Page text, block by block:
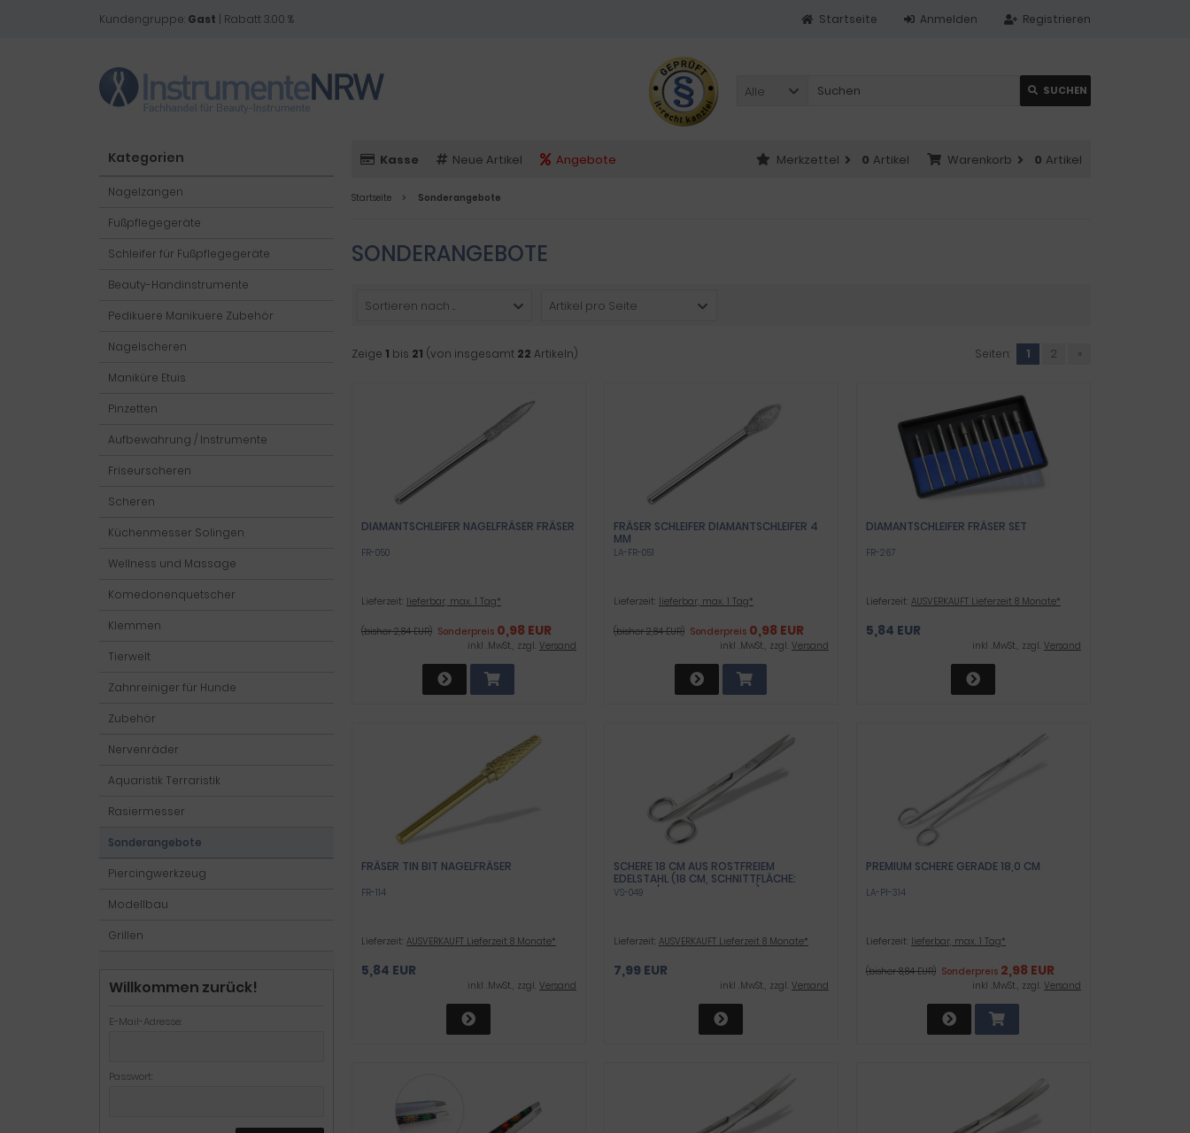
Kundengruppe: Gast | Rabatt 3.00 % Registrieren
Anmelden
Startseite
Alle SUCHEN
Kasse Neue Artikel Angebote Warenkorb 0 Artikel
Merkzettel 0 Artikel
Startseite Sonderangebote
SONDERANGEBOTE
Sortieren nach ... Artikel pro Seite
Zeige 1 bis 21 (von insgesamt 22 Artikeln) Seiten: 1 2 »
DIAMANTSCHLEIFER NAGELFRÄSER FRÄSER
FR-050
Lieferzeit: lieferbar, max. 1 Tag*
(bisher 2,84 EUR) Sonderpreis 0,98 EUR
inkl .MwSt., zzgl. Versand
FRÄSER SCHLEIFER DIAMANTSCHLEIFER 4
MM
LA-FR-051
Lieferzeit: lieferbar, max. 1 Tag*
(bisher 2,84 EUR) Sonderpreis0,98 EUR
inkl .MwSt., zzgl. Versand
DIAMANTSCHLEIFER FRÄSER SET
FR-267
Lieferzeit: AUSVERKAUFT Lieferzeit 8 Monate*
5,84 EUR
inkl .MwSt., zzgl. Versand
FRÄSER TIN BIT NAGELFRÄSER
FR-114
Lieferzeit: AUSVERKAUFT Lieferzeit 8 Monate*
5,84 EUR
inkl .MwSt., zzgl. Versand
SCHERE 18 CM AUS ROSTFREIEM
EDELSTAHL (18 CM, SCHNITTFLÄCHE:
GERADE/FORM: SPITZ RUND)
VS-049
Lieferzeit: AUSVERKAUFT Lieferzeit 8 Monate*
7,99 EUR
inkl .MwSt., zzgl. Versand
PREMIUM SCHERE GERADE 18,0 CM
LA-PI-314
Lieferzeit: lieferbar, max. 1 Tag*
(bisher 8,84 EUR) Sonderpreis2,98 EUR
inkl .MwSt., zzgl. Versand
Kategorien
Nagelzangen
Fußpflegegeräte
Schleifer für Fußpflegegeräte
Beauty-Handinstrumente
Pedikuere Manikuere Zubehör
Nagelscheren
Maniküre Etuis
Pinzetten
Aufbewahrung / Instrumente
Friseurscheren
Scheren
Küchenmesser Solingen
Wellness und Massage
Komedonenquetscher
Klemmen
Tierwelt
Zahnreiniger für Hunde
Zubehör
Nervenräder
Aquaristik Terraristik
Rasiermesser
Sonderangebote
Piercingwerkzeug
Modellbau
Grillen
Willkommen zurück!
E-Mail-Adresse:
Passwort: